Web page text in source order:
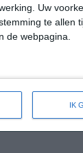
Uw
te allen
de webpagina.
IK
WNW 2
voor